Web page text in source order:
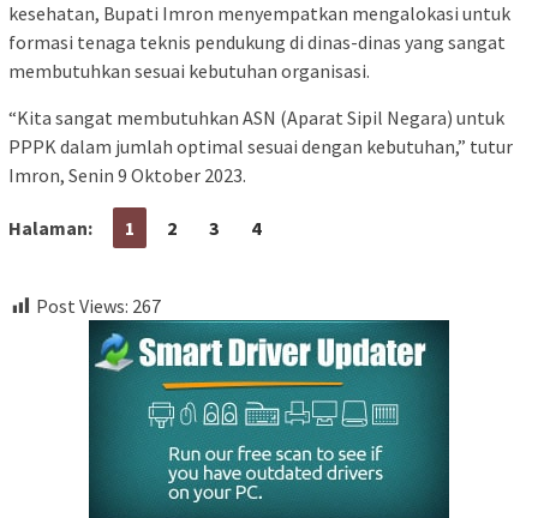
kesehatan, Bupati Imron menyempatkan mengalokasi untuk
formasi tenaga teknis pendukung di dinas-dinas yang sangat
membutuhkan sesuai kebutuhan organisasi.
“Kita sangat membutuhkan ASN (Aparat Sipil Negara) untuk
PPPK dalam jumlah optimal sesuai dengan kebutuhan,” tutur
Imron, Senin 9 Oktober 2023.
Halaman: 1 2 3 4
Post Views: 267